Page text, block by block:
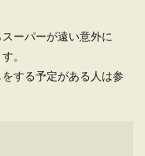
ーパーが遠い意外に
。
する予定がある人は参